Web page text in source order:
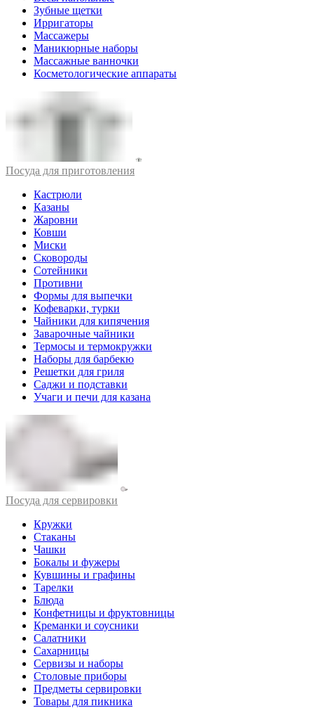
Зубные щетки
Ирригаторы
Массажеры
Маникюрные наборы
Массажные ванночки
Косметологические аппараты
Посуда для приготовления
Кастрюли
Казаны
Жаровни
Ковши
Миски
Сковороды
Сотейники
Противни
Формы для выпечки
Кофеварки, турки
Чайники для кипячения
Заварочные чайники
Термосы и термокружки
Наборы для барбекю
Решетки для гриля
Саджи и подставки
Учаги и печи для казана
Посуда для сервировки
Кружки
Стаканы
Чашки
Бокалы и фужеры
Кувшины и графины
Тарелки
Блюда
Конфетницы и фруктовницы
Креманки и соусники
Салатники
Сахарницы
Сервизы и наборы
Столовые приборы
Предметы сервировки
Товары для пикника